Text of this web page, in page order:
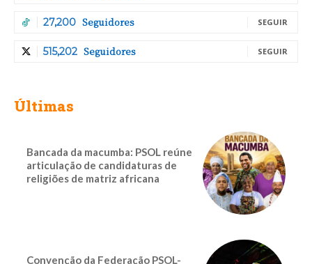
27,200 Seguidores SEGUIR
515,202 Seguidores SEGUIR
Últimas
Bancada da macumba: PSOL reúne
articulação de candidaturas de
religiões de matriz africana
Convenção da Federação PSOL-